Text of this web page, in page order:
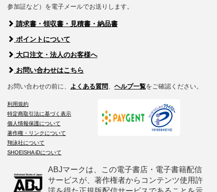
参加証など）を電子メールでお送りします。
請求書・領収書・見積書・納品書
ポイントについて
大口注文・法人のお客様へ
お問い合わせはこちら
お問い合わせの前に、 よくある質問 ヘルプ一覧をご確認ください。
利用規約
特定商取引法に基づく表示
個人情報保護について
著作権・リンクについて
翔泳社について
SHOEISHA iDについて
ABJマークは、この電子書店・電子書籍配信
サービスが、著作権者からコンテンツ使用許